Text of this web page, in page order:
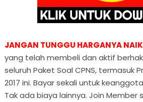
JANGAN TUNGGU HARGANYA
yang telah membeli dan aktif
seluruh Paket Soal CPNS, termasuk
2017 ini. Bayar sekali untuk
Tak ada biaya lainnya. Join Member